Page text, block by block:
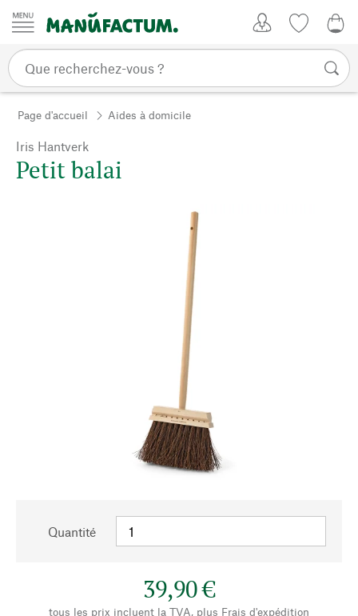
Passer au contenu
Page d'accueil Aides à domicile
Iris Hantverk
Petit balai
Quantité
39,90 €
tous les prix incluent la TVA, plus Frais d'expédition